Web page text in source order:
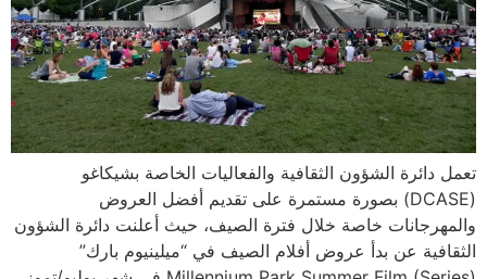
تعمل دائرة الشؤون الثقافية والفعاليات الخاصة بشيكاغو
(DCASE) بصورة مستمرة على تقديم أفضل العروض
والمهرجانات خاصة خلال فترة الصيف، حيث أعلنت دائرة الشؤون
الثقافية عن بدأ عروض أفلام الصيف في “ميلينيوم بارك”